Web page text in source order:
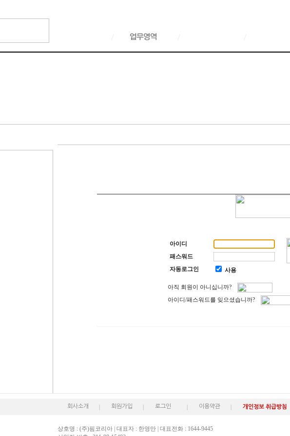
아이디
패스워드
자동로그인
사용
아직 회원이 아니십니까?
아이디/패스워드를 잊으셨습니까?
회사소개 회원가입 로그인 이용약관 개인정보 취급방침
상호명 : (주)핌코리아 | 대표자 : 한영만 | 대표전화 : 1644-9445